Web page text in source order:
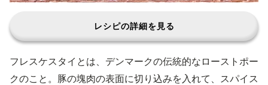
レシピの詳細を見る
フレスケスタイとは、デンマークの伝統的なローストポー
クのこと。豚の塊肉の表面に切り込みを入れて、スパイス